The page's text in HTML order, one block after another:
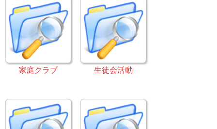
家庭クラブ 生徒会活動